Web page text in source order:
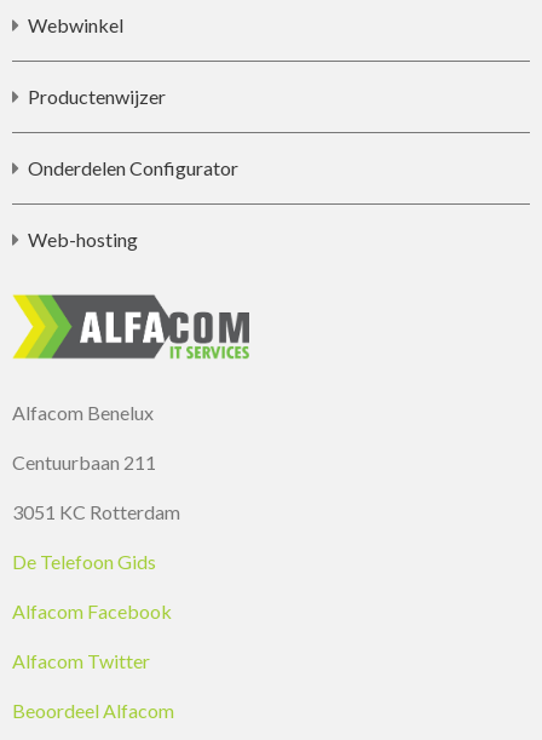
Webwinkel
Productenwijzer
Onderdelen Configurator
Web-hosting
Alfacom Benelux
Centuurbaan 211
3051 KC Rotterdam
De Telefoon Gids
Alfacom Facebook
Alfacom Twitter
Beoordeel Alfacom